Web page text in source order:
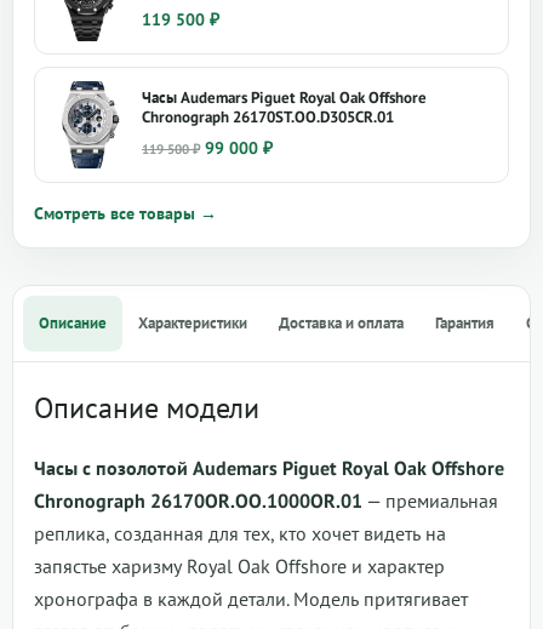
119 500 ₽
Часы Audemars Piguet Royal Oak Offshore
Chronograph 26170ST.OO.D305CR.01
119 500₽ Первоначальная
119
500 ₽.
99 000 ₽Текущая
Смотреть все товары →
Описание Характеристики Доставка и оплата Гарантия
Описание модели
Часы с позолотой Audemars Piguet Royal Oak Offshore
Chronograph 26170OR.OO.1000OR.01 — премиальная
реплика, созданная для тех, кто хочет видеть на
запястье харизму Royal Oak Offshore и характер
хронографа в каждой детали. Модель притягивает